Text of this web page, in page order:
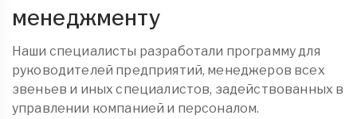
менеджменту
Наши специалисты разработали программу для
руководителей предприятий, менеджеров всех
звеньев и иных специалистов, задействованных в
управлении компанией и персоналом.